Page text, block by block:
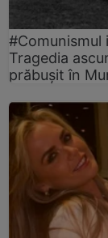
#Comunismul
Tragedia
prăbușit în